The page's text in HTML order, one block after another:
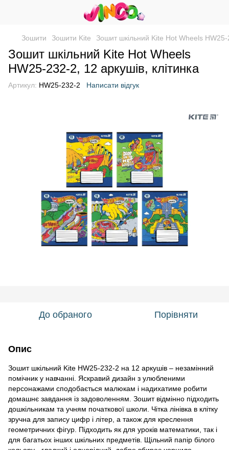
Зошити Зошити Kite Зошит шкільний Kite Hot Wheels HW25-
Зошит шкільний Kite Hot Wheels
HW25-232-2, 12 аркушів, клітинка
Артикул: HW25-232-2 Написати відгук
До обраного Порівняти
Опис
Зошит шкільний Kite HW25-232-2 на 12 аркушів – незамінний
помічник у навчанні. Яскравий дизайн з улюбленими
персонажами сподобається малюкам і надихатиме робити
домашнє завдання із задоволенням. Зошит відмінно підходить
дошкільникам та учням початкової школи. Чітка лінівка в клітку
зручна для запису цифр і літер, а також для креслення
геометричних фігур. Підходить як для уроків математики, так і
для багатьох інших шкільних предметів. Щільний папір білого